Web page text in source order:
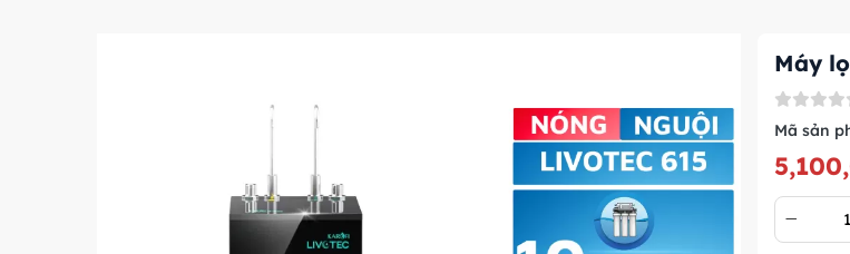
Máy
Mã sản